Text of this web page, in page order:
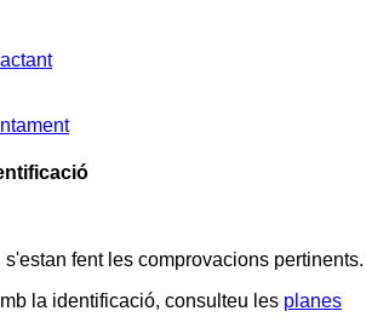
s'estan fent les comprovacions pertinents.
la identificació, consulteu les planes